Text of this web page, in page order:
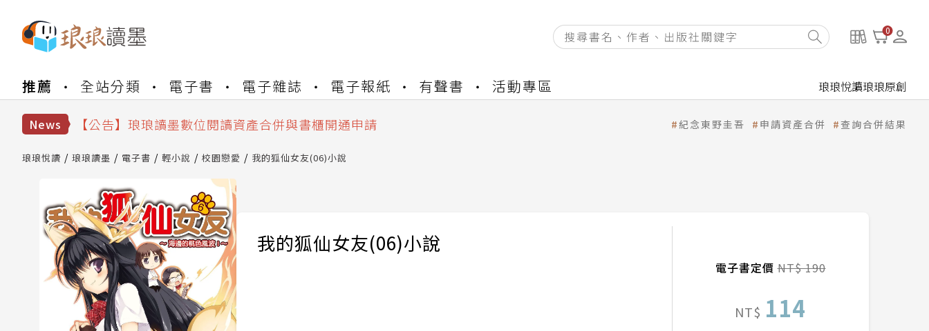
0
推薦 全站分類 電子書 電子雜誌 電子報紙 有聲書 活動專區 琅琅悅讀琅琅原創
News
【公告】8/10、8/13 行動網路降速演練提醒
【公告】琅琅讀墨書櫃開通常見問題
【公告】琅琅書店服務升級重要說明及資產合併結果查詢
【公告】8/10、8/13 行動網路降速演練提醒
紀念東野圭吾 申請資產合併 查詢合併結果
琅琅悅讀 琅琅讀墨 電子書 輕小說 校園戀愛 我的狐仙女友(06)小說
我的狐仙女友(06)小說
電子書定價NT$ 190
NT$ 114